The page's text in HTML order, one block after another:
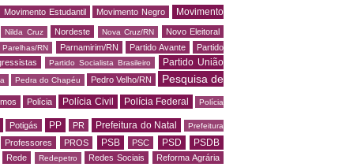
Movimento Estudantil Movimento Negro
Movimento
Nilda Cruz Nordeste Nova Cruz/RN Novo Eleitoral
Parelhas/RN Parnamirim/RN Partido Avante
Partido
Partido Socialista Brasileiro
Partido União
Pedra do Chapéu Pedro Velho/RN
Pesquisa de
Polícia Polícia Civil Polícia Federal Polícia
Potigás PP PR Prefeitura do Natal
Prefeitura
Professores PROS PSB PSC PSD PSDB
Rede Redepetro Redes Sociais Reforma Agrária